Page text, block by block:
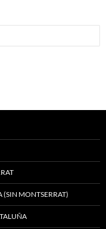
(SIN MONTSERRAT)